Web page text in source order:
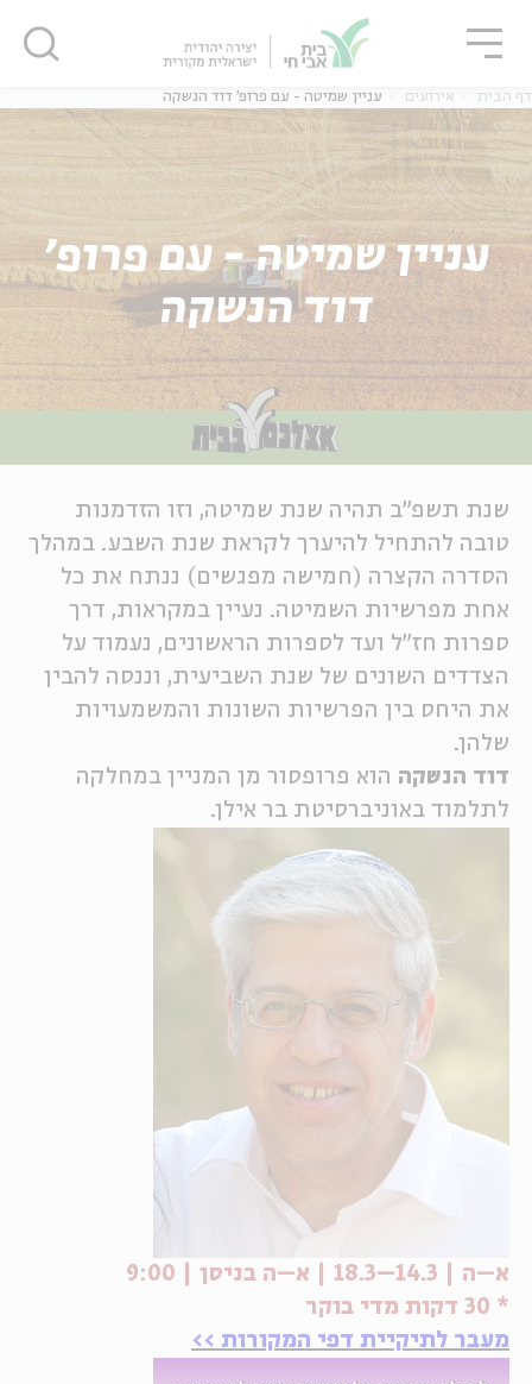
אנגלית
דף הבית אירועים עניין שמיטה - עם פרופ' דוד הנשקה
עניין שמיטה - עם פרופ'
דוד הנשקה
שנת תשפ"ב תהיה שנת שמיטה, וזו הזדמנות
טובה להתחיל להיערך לקראת שנת השבע. במהלך
הסדרה הקצרה (חמישה מפגשים) ננתח את כל
אחת מפרשיות השמיטה. נעיין במקראות, דרך
ספרות חז"ל ועד לספרות הראשונים, נעמוד על
הצדדים השונים של שנת השביעית, וננסה להבין
את היחס בין הפרשיות השונות והמשמעויות
שלהן.
דוד הנשקה הוא פרופסור מן המניין במחלקה
לתלמוד באוניברסיטת בר אילן.
א–ה | 14.3–18.3 | א–ה בניסן | 9:00
* 30 דקות מדי בוקר
מעבר לתיקיית דפי המקורות >>
סגור